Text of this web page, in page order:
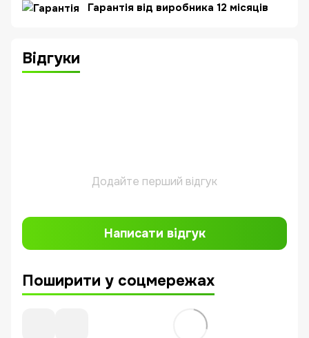
Гарантія від виробника 12 місяців
Відгуки
Додайте перший відгук
Написати відгук
Поширити у соцмережах